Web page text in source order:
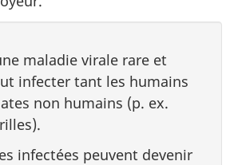
maladie virale rare et
infecter tant les humains
non humains (p. ex.
infectées peuvent devenir